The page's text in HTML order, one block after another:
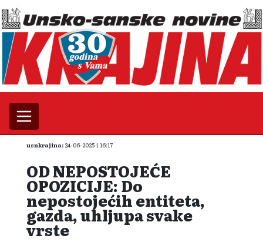
usnkrajina: 24-06-2025 | 16:17
OD NEPOSTOJEĆE
OPOZICIJE: Do
nepostojećih entiteta,
gazda, uhljupa svake
vrste